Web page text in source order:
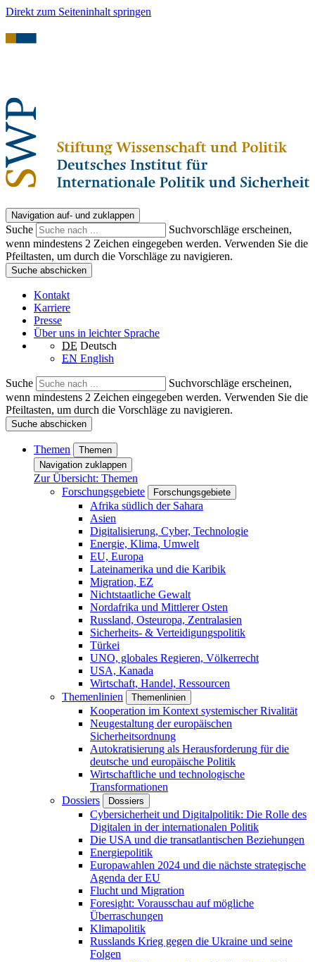
Direkt zum Seiteninhalt springen
Navigation auf- und zuklappen
Suche
Suchvorschläge erscheinen,
wenn mindestens 2 Zeichen eingegeben werden. Verwenden Sie die
Pfeiltasten, um durch die Vorschläge zu navigieren.
Suche abschicken
Kontakt
Karriere
Presse
Über uns in leichter Sprache
DE Deutsch
EN English
Suche
Suchvorschläge erscheinen,
wenn mindestens 2 Zeichen eingegeben werden. Verwenden Sie die
Pfeiltasten, um durch die Vorschläge zu navigieren.
Suche abschicken
Themen
Themen
Navigation zuklappen
Zur Übersicht: Themen
Forschungsgebiete
Forschungsgebiete
Afrika südlich der Sahara
Asien
Digitalisierung, Cyber, Technologie
Energie, Klima, Umwelt
EU, Europa
Lateinamerika und die Karibik
Migration, EZ
Nichtstaatliche Gewalt
Nordafrika und Mittlerer Osten
Russland, Osteuropa, Zentralasien
Sicherheits- & Verteidigungspolitik
Türkei
UNO, globales Regieren, Völkerrecht
USA, Kanada
Wirtschaft, Handel, Ressourcen
Themenlinien
Themenlinien
Kooperation im Kontext systemischer Rivalität
Neugestaltung der europäischen
Sicherheitsordnung
Autokratisierung als Herausforderung für die
deutsche und europäische Politik
Wirtschaftliche und technologische
Transformationen
Dossiers
Dossiers
Cybersicherheit und Digitalpolitik: Die Rolle des
Digitalen in der internationalen Politik
Die USA und die transatlantischen Beziehungen
Energiepolitik
Europawahlen 2024 und die nächste strategische
Agenda der EU
Flucht und Migration
Foresight: Vorausschau auf mögliche
Überraschungen
Klimapolitik
Russlands Krieg gegen die Ukraine und seine
Folgen